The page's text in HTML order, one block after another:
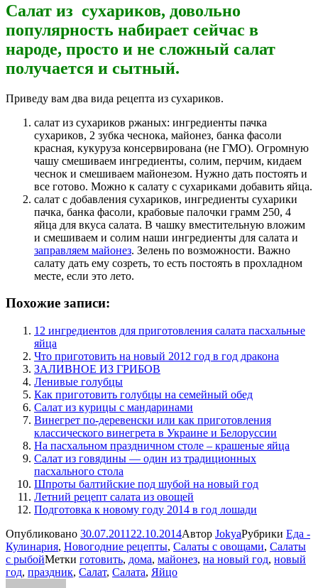
Салат из сухариков, довольно
популярность набирает сейчас в
народе, просто и не сложный салат
получается и сытный.
Приведу вам два вида рецепта из сухариков.
салат из сухариков ржаных: ингредиенты пачка
сухариков, 2 зубка чеснока, майонез, банка фасоли
красная, кукуруза консервирована (не ГМО). Огромную
чашу смешиваем ингредиенты, солим, перчим, кидаем
чеснок и смешиваем майонезом. Нужно дать постоять и
все готово. Можно к салату с сухариками добавить яйца.
салат с добавления сухариков, ингредиенты сухарики
пачка, банка фасоли, крабовые палочки грамм 250, 4
яйца для вкуса салата. В чашку вместительную вложим
и смешиваем и солим наши ингредиенты для салата и
заправляем майонез. Зелень по возможности. Важно
салату дать ему созреть, то есть постоять в прохладном
месте, если это лето.
Похожие записи:
12 ингредиентов для приготовления салата пасхальные
яйца
Что приготовить на новый 2012 год в год дракона
ЗАЛИВНОЕ ИЗ ГРИБОВ
Ленивые голубцы
Как приготовить голубцы на семейный обед
Салат из курицы с мандаринами
Винегрет по-деревенски или как приготовления
классического винегрета в Украине и Белоруссии
На пасхальном праздничном столе – крашеные яйца
Салат из говядины — один из традиционных
пасхального стола
Шпроты балтийские под шубой на новый год
Летний рецепт салата из овощей
Подготовка к новому году 2014 в год лошади
Опубликовано 30.07.2011 22.10.2014Автор JokyaРубрики Еда -
Кулинария, Новогодние рецепты, Салаты с овощами, Салаты
с рыбойМетки готовить, дома, майонез, на новый год, новый
год, праздник, Салат, Салата, Яйцо